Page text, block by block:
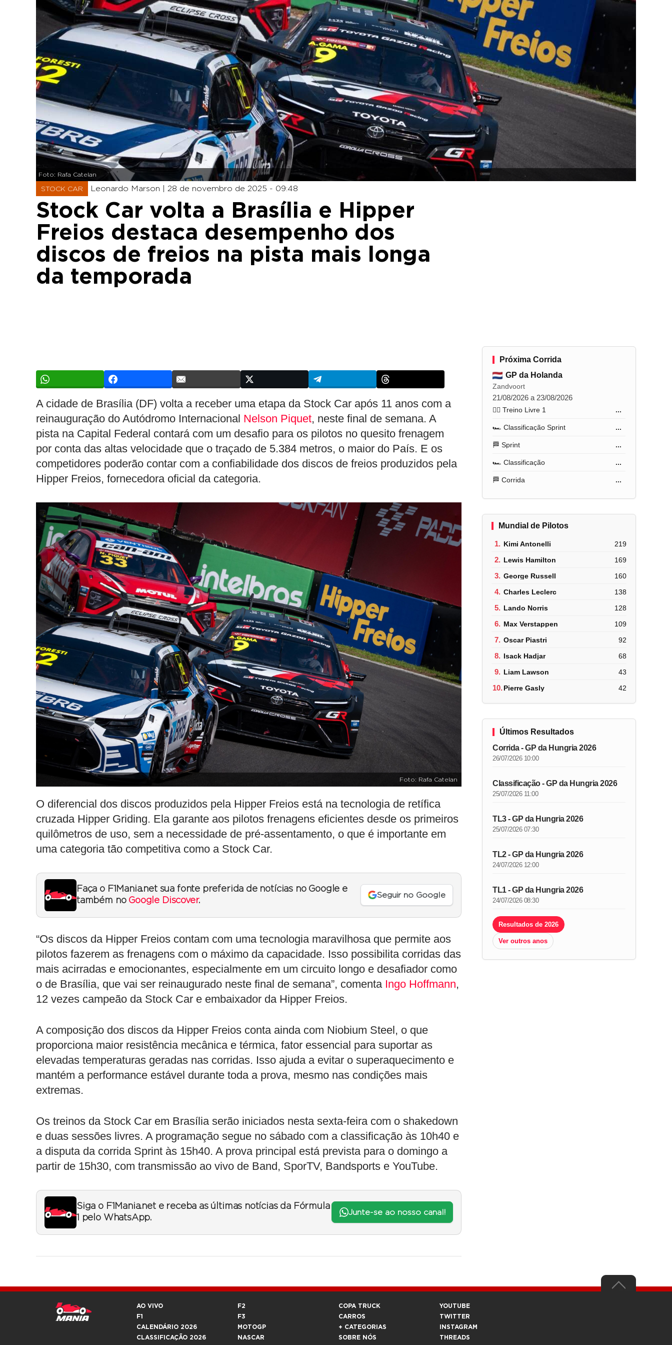
Foto: Rafa Catelan
STOCK CAR Leonardo Marson | 28 de novembro de 2025 - 09:48
Stock Car volta a Brasília e Hipper
Freios destaca desempenho dos
discos de freios na pista mais longa
da temporada
A cidade de Brasília (DF) volta a receber uma etapa da Stock Car após 11 anos com a
reinauguração do Autódromo Internacional Nelson Piquet, neste final de semana. A
pista na Capital Federal contará com um desafio para os pilotos no quesito frenagem
por conta das altas velocidade que o traçado de 5.384 metros, o maior do País. E os
competidores poderão contar com a confiabilidade dos discos de freios produzidos pela
Hipper Freios, fornecedora oficial da categoria.
Foto: Rafa Catelan
O diferencial dos discos produzidos pela Hipper Freios está na tecnologia de retífica
cruzada Hipper Griding. Ela garante aos pilotos frenagens eficientes desde os primeiros
quilômetros de uso, sem a necessidade de pré-assentamento, o que é importante em
uma categoria tão competitiva como a Stock Car.
Faça o F1Mania.net sua fonte preferida de notícias no Google e
também no Google Discover.
Seguir no Google
“Os discos da Hipper Freios contam com uma tecnologia maravilhosa que permite aos
pilotos fazerem as frenagens com o máximo da capacidade. Isso possibilita corridas das
mais acirradas e emocionantes, especialmente em um circuito longo e desafiador como
o de Brasília, que vai ser reinaugurado neste final de semana”, comenta Ingo Hoffmann,
12 vezes campeão da Stock Car e embaixador da Hipper Freios.
A composição dos discos da Hipper Freios conta ainda com Niobium Steel, o que
proporciona maior resistência mecânica e térmica, fator essencial para suportar as
elevadas temperaturas geradas nas corridas. Isso ajuda a evitar o superaquecimento e
mantém a performance estável durante toda a prova, mesmo nas condições mais
extremas.
Os treinos da Stock Car em Brasília serão iniciados nesta sexta-feira com o shakedown
e duas sessões livres. A programação segue no sábado com a classificação às 10h40 e
a disputa da corrida Sprint às 15h40. A prova principal está prevista para o domingo a
partir de 15h30, com transmissão ao vivo de Band, SporTV, Bandsports e YouTube.
Siga o F1Mania.net e receba as últimas notícias da Fórmula
1 pelo WhatsApp.
Junte-se ao nosso canal!
Próxima Corrida
GP da Holanda
Zandvoort
21/08/2026 a 23/08/2026
🏋️‍♂️ Treino Livre 1 ...
🏎️ Classificação Sprint ...
🏁 Sprint ...
🏎️ Classificação ...
🏁 Corrida ...
Mundial de Pilotos
1. Kimi Antonelli 219
2. Lewis Hamilton 169
3. George Russell 160
4. Charles Leclerc 138
5. Lando Norris 128
6. Max Verstappen 109
7. Oscar Piastri 92
8. Isack Hadjar 68
9. Liam Lawson 43
10.Pierre Gasly 42
Últimos Resultados
Corrida - GP da Hungria 2026
26/07/2026 10:00
Classificação - GP da Hungria 2026
25/07/2026 11:00
TL3 - GP da Hungria 2026
25/07/2026 07:30
TL2 - GP da Hungria 2026
24/07/2026 12:00
TL1 - GP da Hungria 2026
24/07/2026 08:30
Resultados de 2026
Ver outros anos
AO VIVO
F1
CALENDÁRIO 2026
CLASSIFICAÇÃO 2026
F2
F3
MOTOGP
NASCAR
COPA TRUCK
CARROS
+ CATEGORIAS
SOBRE NÓS
YOUTUBE
TWITTER
INSTAGRAM
THREADS